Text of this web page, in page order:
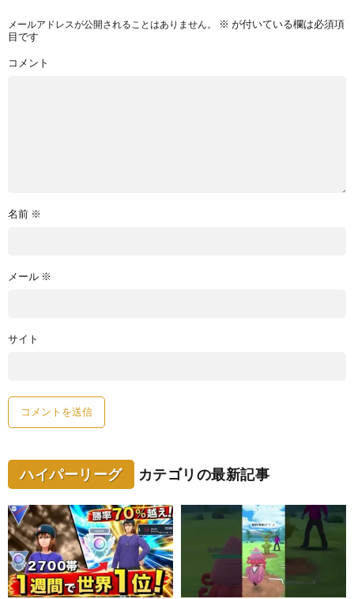
メールアドレスが公開されることはありません。 ※ が付いている欄は必須項
目です
コメント
名前 ※
メール ※
サイト
ハイパーリーグ カテゴリの最新記事